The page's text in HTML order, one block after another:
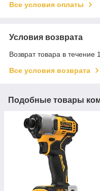
Все условия оплаты
Условия возврата
Возврат товара в течение
Все условия возврата
Подобные товары